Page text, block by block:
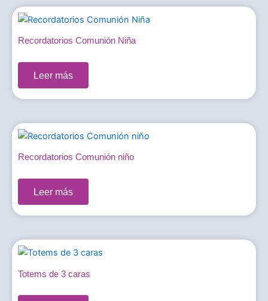
Recordatorios Comunión Niña
Leer más
Recordatorios Comunión niño
Leer más
Totems de 3 caras